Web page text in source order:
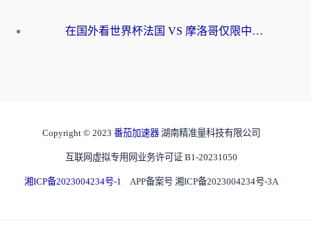
在国外看世界杯法国 VS 摩洛哥仅限中国大陆？海外党这样看中文解说赛事不卡顿
Copyright © 2023 番茄加速器 湖南精准量科技有限公司
互联网虚拟专用网业务许可证 B1-20231050
湘ICP备2023004234号-1 APP备案号 湘ICP备2023004234号-3A